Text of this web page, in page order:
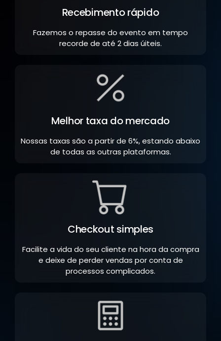
Recebimento rápido
Fazemos o repasse do evento em tempo
recorde de até 2 dias úiteis.
Melhor taxa do mercado
Nossas taxas são a partir de 6%, estando abaixo
de todas as outras plataformas.
Checkout simples
Facilite a vida do seu cliente na hora da compra
e deixe de perder vendas por conta de
processos complicados.